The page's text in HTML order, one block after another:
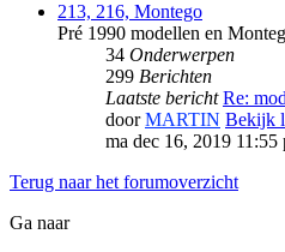
213, 216, Montego
Pré 1990 modellen en
34 Onderwerpen
299 Berichten
Laatste bericht Re:
doorMARTIN Bekijk
ma dec 16, 2019 11:55
Terug naar het forumoverzicht
Ga naar